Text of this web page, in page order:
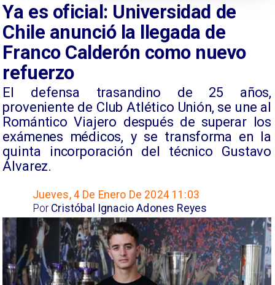
Ya es oficial: Universidad de
Chile anunció la llegada de
Franco Calderón como nuevo
refuerzo
​El defensa trasandino de 25 años,
proveniente de Club Atlético Unión, se une al
Romántico Viajero después de superar los
exámenes médicos, y se transforma en la
quinta incorporación del técnico Gustavo
Álvarez.
Jueves, 4 De Enero De 2024 11:03
Cristóbal Ignacio Adones Reyes
Por